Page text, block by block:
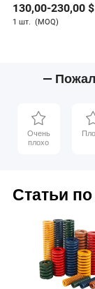
Бетонный тип
тетрапод
130,00-230,00 $
1 шт. (MOQ)
—
Очень
плохо
Статьи